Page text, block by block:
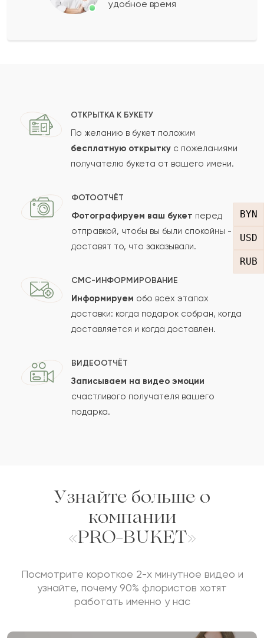
BYN
USD
RUB
Ваш e-mail
Отзыв
Сколько будет
Отзыв будет опубликован после проверки.
Проверяем на спам.
удобное время
ОТКРЫТКА К БУКЕТУ
По желанию в букет положим
бесплатную открытку с пожеланиями
получателю букета от вашего имени.
ФОТООТЧЁТ
Фотографируем ваш букет перед
отправкой, чтобы вы были спокойны -
доставят то, что заказывали.
СМС-ИНФОРМИРОВАНИЕ
Информируем обо всех этапах
доставки: когда подарок собран, когда
доставляется и когда доставлен.
ВИДЕООТЧЁТ
Записываем на видео эмоции
счастливого получателя вашего
подарка.
Узнайте больше о
компании
«PRO-BUKET»
Посмотрите короткое 2-х минутное видео и
узнайте, почему 90% флористов хотят
работать именно у нас